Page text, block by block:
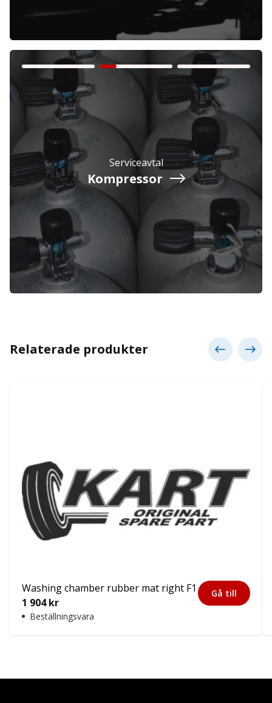
Företag
Privatperson Inkl. moms
Serviceavtal
Kompressor
Relaterade produkter
Washing chamber rubber mat right F1
1 904kr
Beställningsvara
Gå till